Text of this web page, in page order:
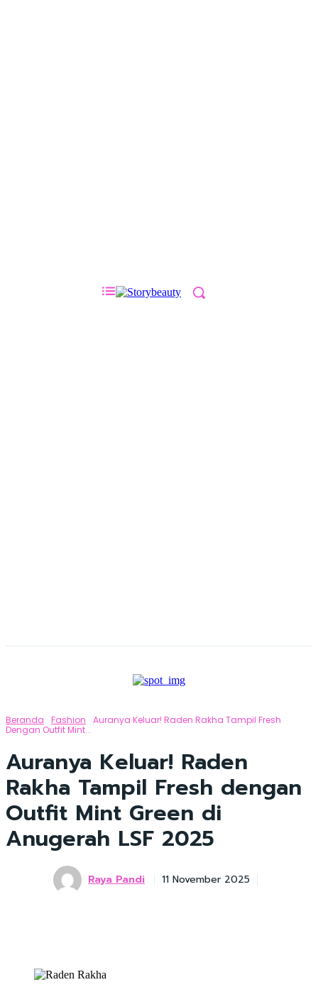
Beranda Fashion
Auranya Keluar! Raden Rakha Tampil Fresh
Dengan Outfit Mint...
Auranya Keluar! Raden
Rakha Tampil Fresh dengan
Outfit Mint Green di
Anugerah LSF 2025
Raya Pandi 11 November 2025